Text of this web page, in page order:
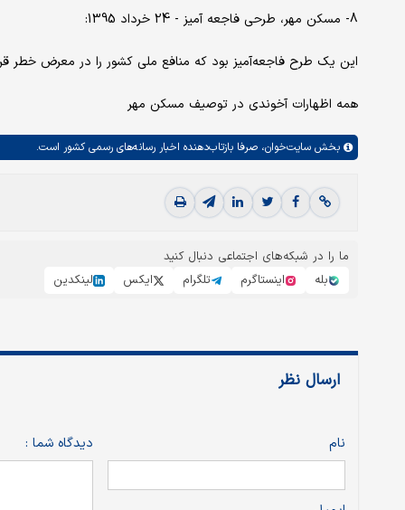
8- مسکن مهر، طرحی فاجعه آمیز - 24 خرداد 1395:
این یک طرح فاجعه‌آمیز بود که منافع ملی کشور را در معرض خطر
همه اظهارات آخوندی در توصیف مسکن مهر
بخش سایت‌خوان، صرفا بازتاب‌دهنده اخبار رسانه‌های رسمی کشور است.
ما را در شبکه‌های اجتماعی دنبال کنید
بله
اینستاگرم تلگرام ایکس لینکدین
ارسال نظر
نام دیدگاه شما :